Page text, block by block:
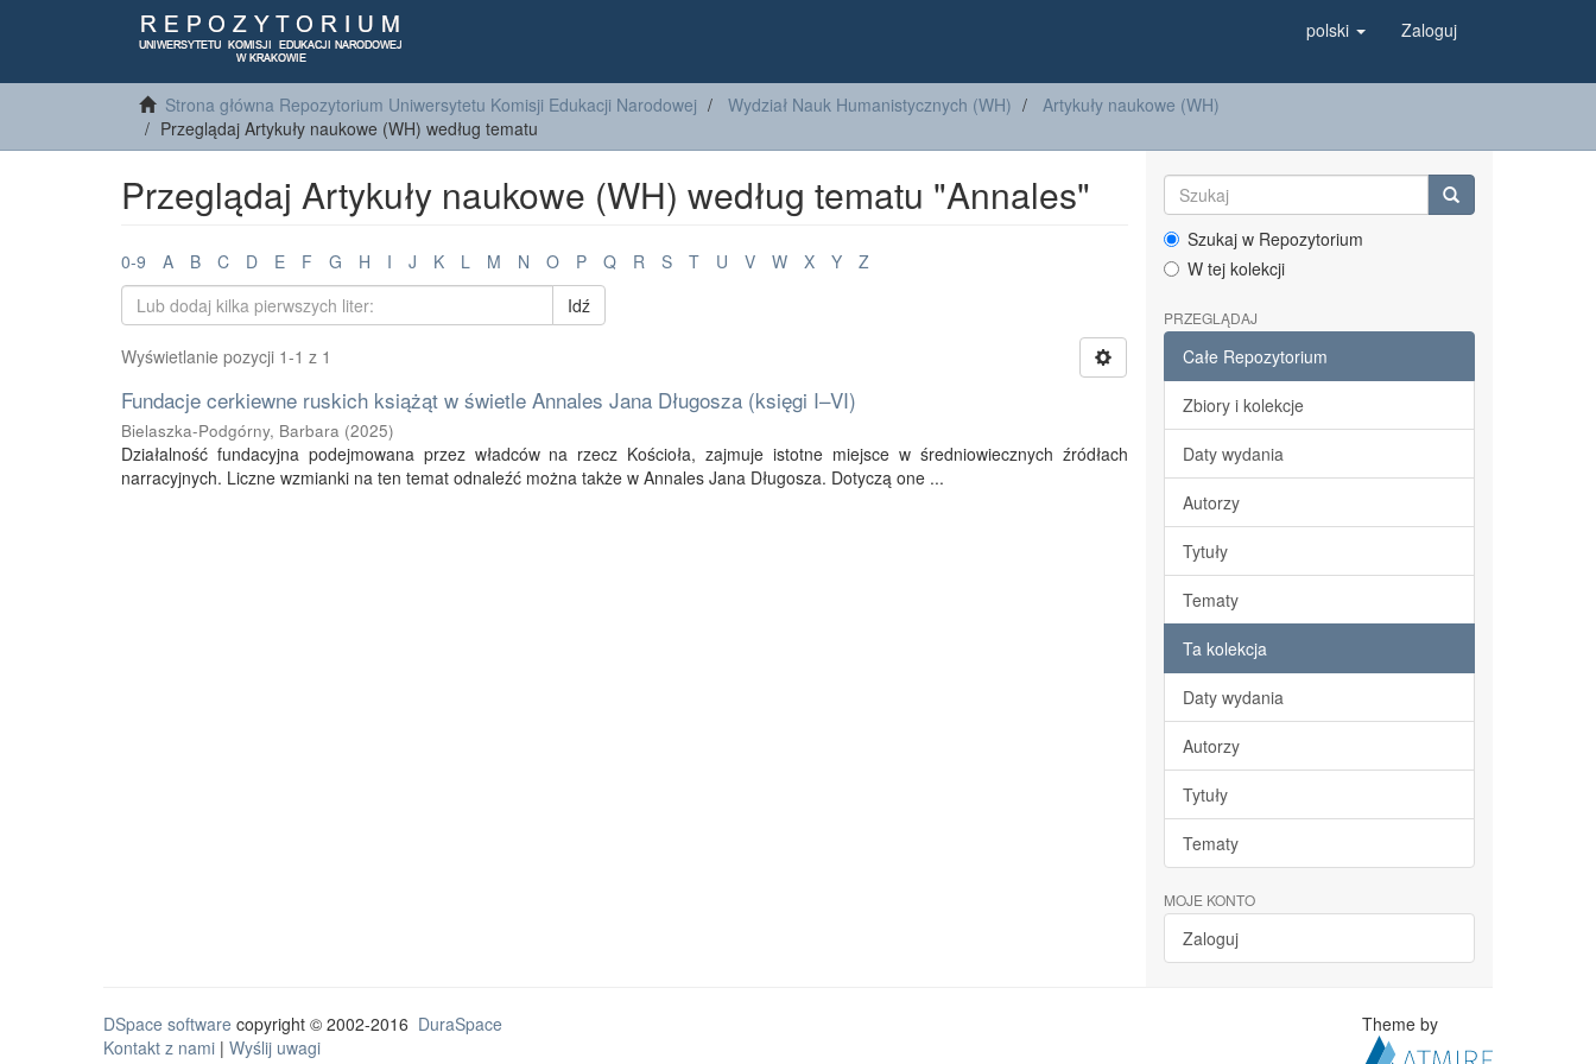
polski Zaloguj
Strona główna Repozytorium Uniwersytetu Komisji Edukacji Narodowej Wydział Nauk Humanistycznych (WH)
Artykuły naukowe (WH)
Przeglądaj Artykuły naukowe (WH) według tematu
Przeglądaj Artykuły naukowe (WH) według tematu "Annales"
0-9 A B C D E F G H I J K L M N O P Q R S T U V W X Y
Z
Idź
Wyświetlanie pozycji 1-1 z 1
Fundacje cerkiewne ruskich książąt w świetle Annales Jana Długosza (księgi I–VI)
Bielaszka-Podgórny, Barbara (2025)
Działalność fundacyjna podejmowana przez władców na rzecz Kościoła, zajmuje istotne miejsce w średniowiecznych źródłach
narracyjnych. Liczne wzmianki na ten temat odnaleźć można także w Annales Jana Długosza. Dotyczą one ...
Szukaj w Repozytorium
W tej kolekcji
PRZEGLĄDAJ
Całe Repozytorium
Zbiory i kolekcje
Daty wydania
Autorzy
Tytuły
Tematy
Ta kolekcja
Daty wydania
Autorzy
Tytuły
Tematy
MOJE KONTO
Zaloguj
DSpace software copyright © 2002-2016 DuraSpace
Kontakt z nami | Wyślij uwagi
Theme by